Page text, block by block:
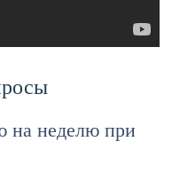
на неделю при